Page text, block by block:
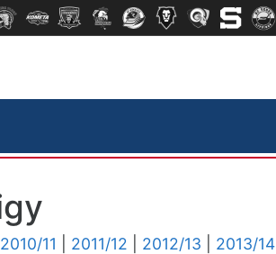
2010/11 2011/12 2012/13 2013/14